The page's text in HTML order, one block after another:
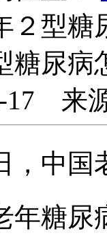
２型糖
糖尿病
17 来
中国老
年糖